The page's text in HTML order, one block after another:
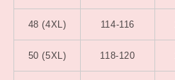
48 (4XL) 114-116
50 (5XL) 118-120